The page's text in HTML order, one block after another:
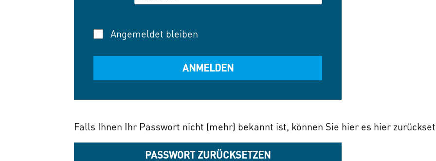
Angemeldet bleiben
Falls Ihnen Ihr Passwort nicht (mehr) bekannt ist, können Sie hier es hier
PASSWORT ZURÜCKSETZEN